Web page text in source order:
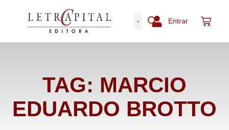
Entrar
TAG: MARCIO
EDUARDO BROTTO